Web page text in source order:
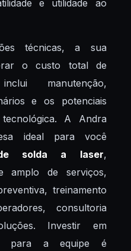
e utilidade ao
técnicas, a sua
o custo total de
manutenção,
e os potenciais
A Andra
ideal para você
solda a laser,
amplo de serviços,
treinamento
consultoria
Investir em
para a equipe é